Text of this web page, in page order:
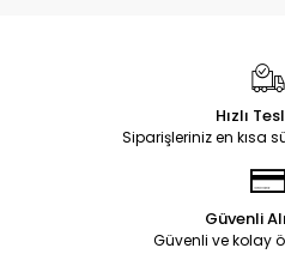
Hızlı
Siparişleriniz en kısa
Güvenli
Güvenli ve kolay